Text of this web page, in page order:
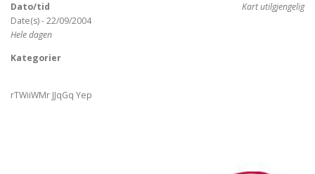
OM GRANLI INFO
Kart utilgjengelig
Dato/tid
Date(s) - 22/09/2004
Hele dagen
Kategorier
rTWiiWMr JJqGq Yep